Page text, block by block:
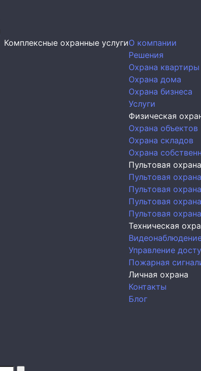
Комплексные охранные услугиО компании
Решения
Охрана квартиры
Охрана дома
Охрана бизнеса
Услуги
Физическая
Охрана объектов
Охрана складов
Охрана
Пультовая охрана
Пультовая
Пультовая
Пультовая
Пультовая
Техническая
Управление
Пожарная
Личная охрана
Контакты
Блог